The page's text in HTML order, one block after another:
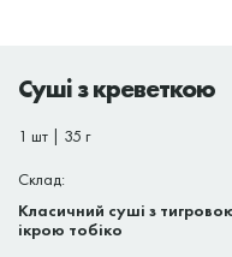
Суші з креветкою
1 шт | 35 г
Склад:
Класичний суші з
ікрою тобіко